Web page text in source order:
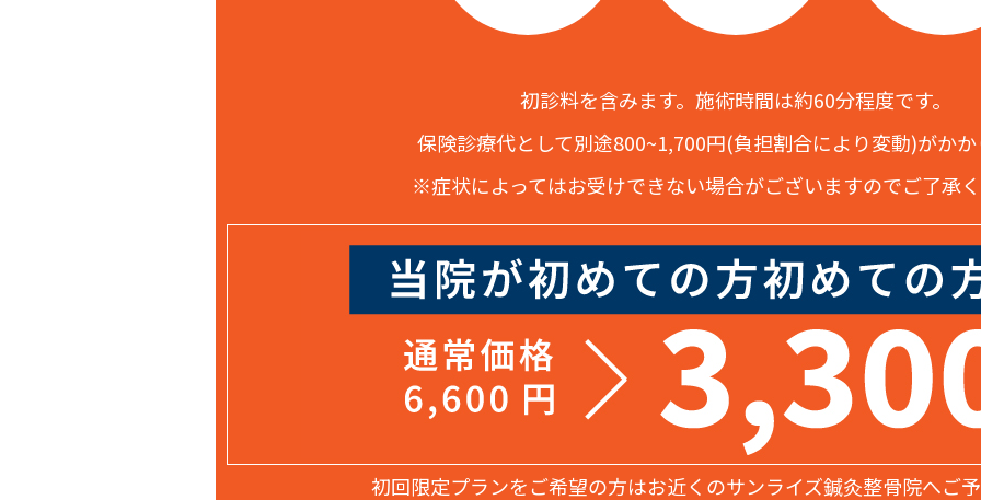
初診料を含みます。施術時間は約60分程度です。
保険診療代として別途800~1,700円(負担割合により変動)がか
※症状によってはお受けできない場合がございますのでご了承
初回限定プランをご希望の方はお近くのサンライズ鍼灸整骨院へご